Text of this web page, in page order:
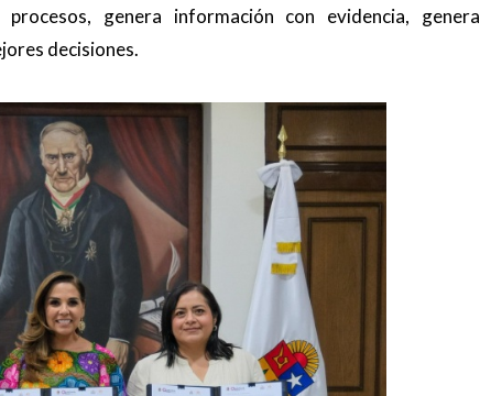
genera información con evidencia, genera
decisiones.